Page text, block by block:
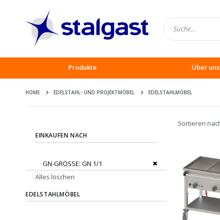
Produkte Über uns
HOME EDELSTAHL- UND PROJEKTMÖBEL EDELSTAHLMÖBEL
Sortieren
EINKAUFEN NACH
GN-GRÖSSE GN 1/1
Dies entfernen
Alles löschen
EDELSTAHLMÖBEL